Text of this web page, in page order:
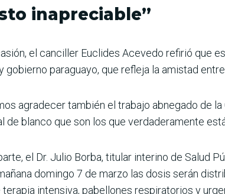
inapreciable”
el canciller Euclides Acevedo refirió que
gobierno paraguayo, que refleja la amistad
agradecer también el trabajo abnegado de
de blanco que son los que verdaderamente
el Dr. Julio Borba, titular interino de Salud
domingo 7 de marzo las dosis serán
terapia intensiva, pabellones respiratorios y